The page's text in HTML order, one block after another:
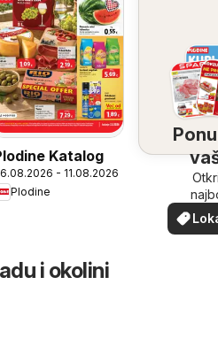
Katalog
- 11.08.2026
Plodine
vašoj
i okolini